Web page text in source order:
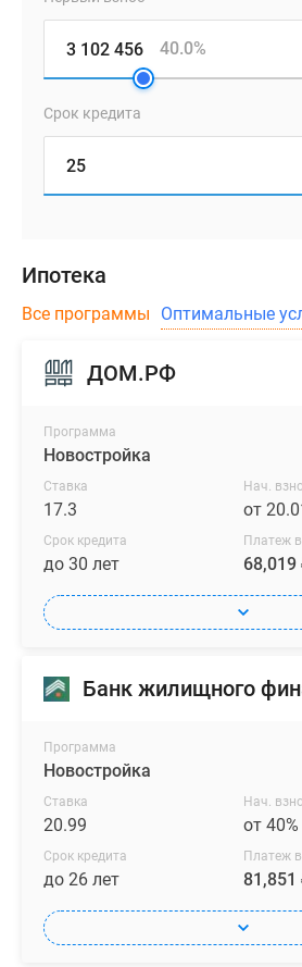
40.0%
Срок кредита
Ипотека
Все программы Оптимальные
ДОМ.РФ
Программа
Новостройка
Ставка
17.3
Нач.
от
Срок кредита
до 30 лет
Платеж
68,019
Программа
Новостройка
Ставка
20.99
Нач.
от 40%
Срок кредита
до 26 лет
Платеж
81,851